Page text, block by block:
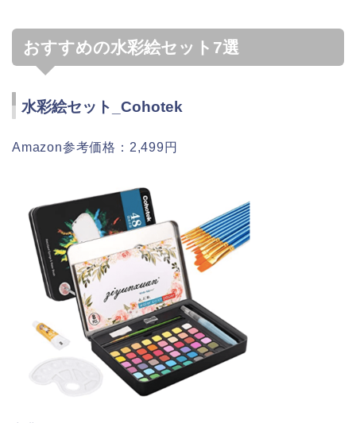
おすすめの水彩絵セット7選
水彩絵セット_Cohotek
Amazon参考価格：2,499円